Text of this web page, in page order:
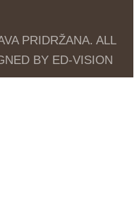
PRIDRŽANA. ALL
BY ED-VISION